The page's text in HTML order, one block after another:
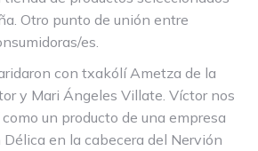
Otro punto de unión entre
es.
con txakólí Ametza de la
y Mari Ángeles Villate. Víctor nos
un producto de una empresa
en la cabecera del Nervión